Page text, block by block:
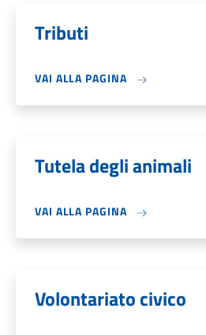
Tributi
VAI ALLA PAGINA
Tutela degli animali
VAI ALLA PAGINA
Volontariato civico